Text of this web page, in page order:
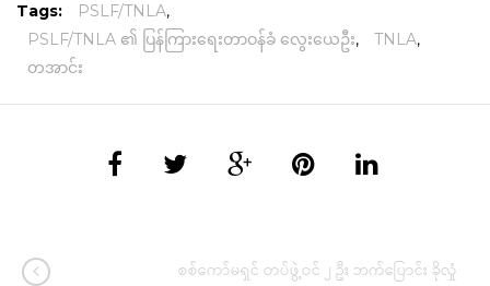
Tags: PSLF/TNLA,
PSLF/TNLA ၏ ပြန်ကြားရေးတာဝန်ခံ လွေးယေဦး, TNLA,
တအာင်း
စစ်ကော်မရှင် တပ်ဖွဲ့ဝင် ၂ ဦး ဘက်ပြောင်း ခိုလှုံ